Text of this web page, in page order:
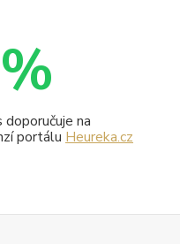
doporučuje na
portálu Heureka.cz